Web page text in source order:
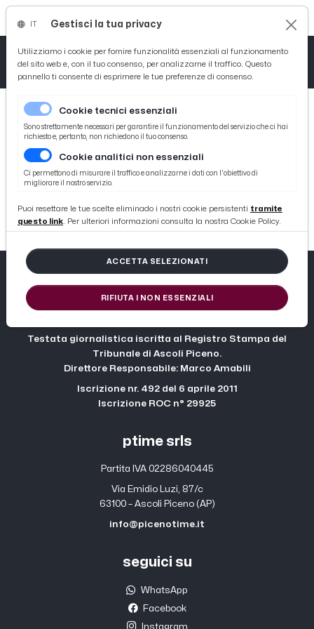
404
Testata giornalistica iscritta al Registro Stampa del
Tribunale di Ascoli Piceno.
Direttore Responsabile: Marco Amabili
Iscrizione nr. 492 del 6 aprile 2011
Iscrizione ROC n° 29925
ptime srls
Partita IVA 02286040445
Via Emidio Luzi, 87/c
63100 – Ascoli Piceno (AP)
info@picenotime.it
seguici su
WhatsApp
Facebook
Instagram
Gestisci la tua privacy
Utilizziamo i cookie per fornire funzionalità essenziali al funzionamento
del sito web e, con il tuo consenso, per analizzarne il traffico. Questo
pannello ti consente di esprimere le tue preferenze di consenso.
Cookie tecnici essenziali
Sono strettamente necessari per garantire il funzionamento del servizio che ci hai
richiesto e, pertanto, non richiedono il tuo consenso.
Cookie analitici non essenziali
Ci permettono di misurare il traffico e analizzarne i dati con l'obiettivo di
migliorare il nostro servizio.
Puoi resettare le tue scelte eliminado i nostri cookie persistenti tramite
questo link. Per ulteriori informazioni consulta la nostra Cookie Policy.
ACCETTA SELEZIONATI
RIFIUTA I NON ESSENZIALI
Tutto News
Tutto Sport
Basket
Ciclismo
Tutto Curiosità